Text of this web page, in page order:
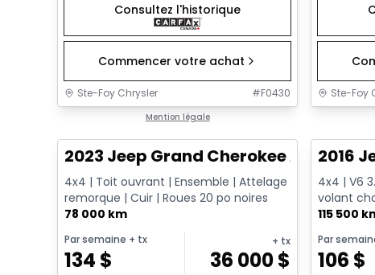
Consultez l'historique
Commencer votre achat
Ste-Foy Chrysler #F0430
Mention légale
Ste-Foy
Très bonne offre
2023 Jeep Grand Cherokee Altitude
4x4 | Toit ouvrant | Ensemble | Attelage
remorque | Cuir | Roues 20 po noires
78 000 km
Par semaine + tx
134 $
+ tx
36 000$
Très
2016
4x4 | V6
volant
|115 500
Par
106 $